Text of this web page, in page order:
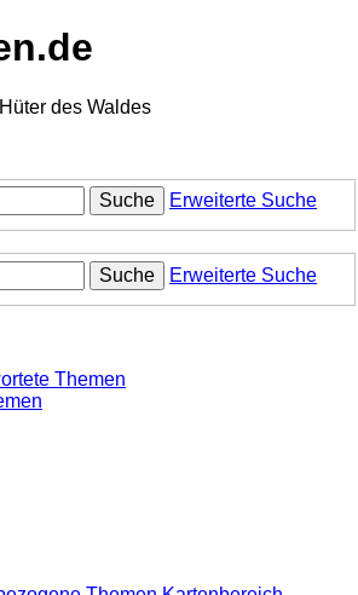
des Waldes
Suche Erweiterte Suche
Suche Erweiterte Suche
Themen